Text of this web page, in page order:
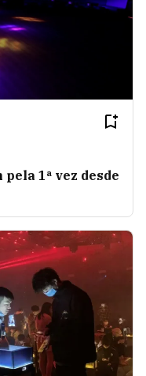
1ª vez desde